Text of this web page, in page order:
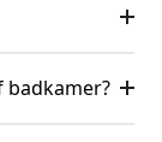
badkamer?